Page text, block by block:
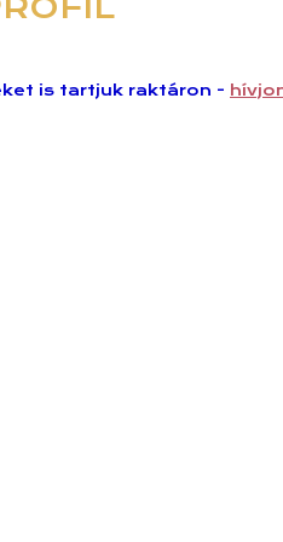
is tartjuk raktáron -